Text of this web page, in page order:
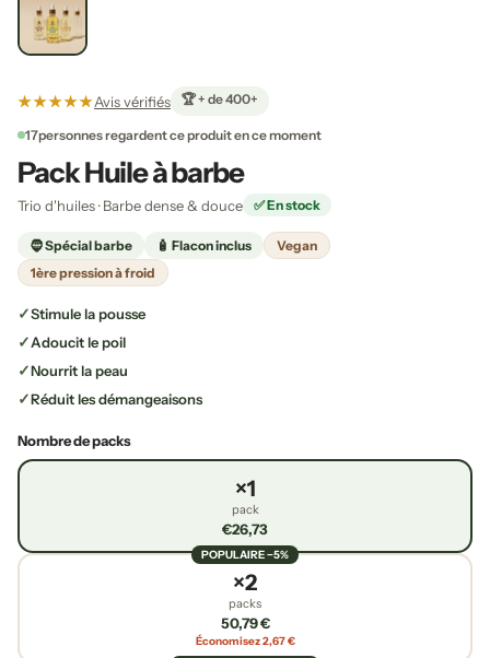
★★★★★Avis vérifiés 🏆 + de 400+
17personnes regardent ce produit en ce moment
Pack Huile à barbe
Trio d'huiles · Barbe dense & douce ✅ En stock
🧔 Spécial barbe 🧴 Flacon inclus
Vegan
1ère pression à froid
Stimule la pousse
Adoucit le poil
Nourrit la peau
Réduit les démangeaisons
Nombre de packs
×1
pack
€26,73
POPULAIRE −5%
×2
packs
50,79 €
Économisez 2,67 €